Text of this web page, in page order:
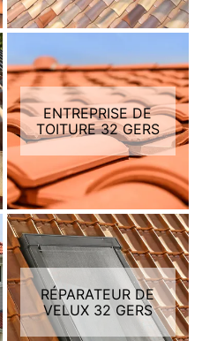
ENTREPRISE DE
TOITURE 32 GERS
RÉPARATEUR DE
VELUX 32 GERS